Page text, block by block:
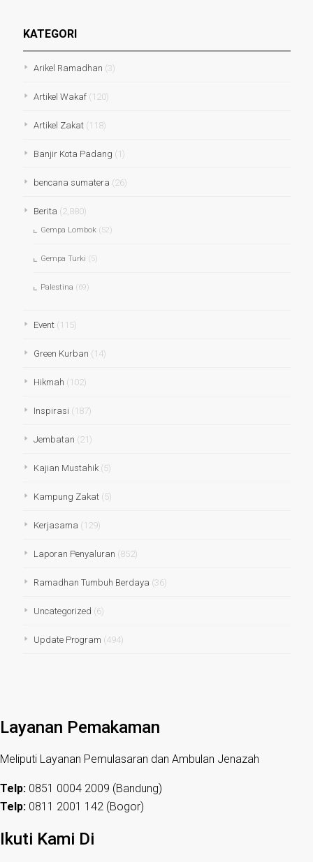
KATEGORI
Arikel Ramadhan (3)
Artikel Wakaf(120)
Artikel Zakat(118)
Banjir Kota Padang (1)
bencana sumatera (26)
Berita (2,880)
Gempa Lombok(52)
Gempa Turki (5)
Palestina (69)
Event(115)
Green Kurban (14)
Hikmah (102)
Inspirasi (187)
Jembatan (21)
Kajian Mustahik(5)
Kampung Zakat(5)
Kerjasama (129)
Laporan Penyaluran (852)
Ramadhan Tumbuh Berdaya (36)
Uncategorized (6)
Update Program (494)
Layanan Pemakaman
Meliputi Layanan Pemulasaran dan Ambulan Jenazah
Telp: 0851 0004 2009 (Bandung)
Telp: 0811 2001 142 (Bogor)
Ikuti Kami Di